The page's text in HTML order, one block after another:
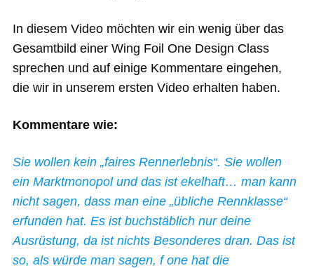
In diesem Video möchten wir ein wenig über das
Gesamtbild einer Wing Foil One Design Class
sprechen und auf einige Kommentare eingehen,
die wir in unserem ersten Video erhalten haben.
Kommentare wie:
Sie wollen kein „faires Rennerlebnis“. Sie wollen
ein Marktmonopol und das ist ekelhaft… man kann
nicht sagen, dass man eine „übliche Rennklasse“
erfunden hat. Es ist buchstäblich nur deine
Ausrüstung, da ist nichts Besonderes dran. Das ist
so, als würde man sagen, f one hat die